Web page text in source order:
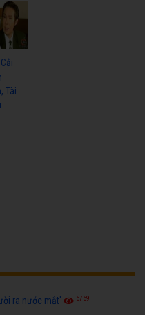
Tài
ra nước mắt' 6769